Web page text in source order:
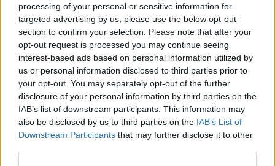
processing of your personal or sensitive information for
targeted advertising by us, please use the below opt-out
section to confirm your selection. Please note that after your
opt-out request is processed you may continue seeing
interest-based ads based on personal information utilized by
us or personal information disclosed to third parties prior to
your opt-out. You may separately opt-out of the further
disclosure of your personal information by third parties on the
IAB’s list of downstream participants. This information may
also be disclosed by us to third parties on the IAB’s List of
Downstream Participants that may further disclose it to other
DRONES ΛΕΝΙΝΓΚΡΑΝΤ
ΟΥΚΡΑΝΙΑ
ΟΥΚΡΑΝΙΚΑ DRONES
ΠΟΛΤΑΒΑ
ΡΩΣΙΑ
ΡΩΣΙΚΗ ΕΠΙΘΕΣΗ